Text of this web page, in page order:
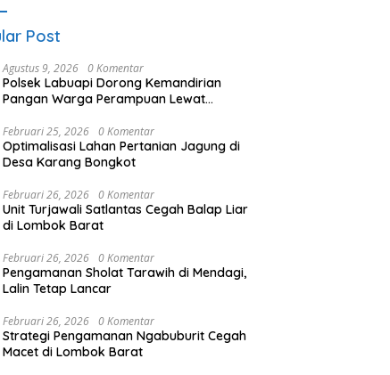
Post
Agustus 9, 2026 0 Komentar
Polsek Labuapi Dorong Kemandirian
Pangan Warga Perampuan Lewat
Februari 25, 2026 0 Komentar
Optimalisasi Lahan Pertanian Jagung di
Desa Karang Bongkot
Februari 26, 2026 0 Komentar
Unit Turjawali Satlantas Cegah Balap Liar
di Lombok Barat
Februari 26, 2026 0 Komentar
Pengamanan Sholat Tarawih di Mendagi,
Lalin Tetap Lancar
Februari 26, 2026 0 Komentar
Strategi Pengamanan Ngabuburit Cegah
Macet di Lombok Barat